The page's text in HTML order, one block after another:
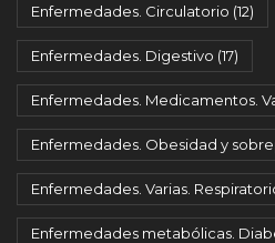
Enfermedades. Circulatorio (12)
Enfermedades. Digestivo (17)
Enfermedades. Medicamentos.
Enfermedades. Obesidad y
Enfermedades. Varias.
Enfermedades metabólicas.